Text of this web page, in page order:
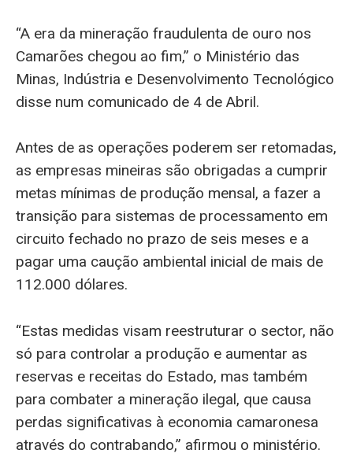
“A era da mineração fraudulenta de ouro nos
Camarões chegou ao fim,” o Ministério das
Minas, Indústria e Desenvolvimento Tecnológico
disse num comunicado de 4 de Abril.
Antes de as operações poderem ser retomadas,
as empresas mineiras são obrigadas a cumprir
metas mínimas de produção mensal, a fazer a
transição para sistemas de processamento em
circuito fechado no prazo de seis meses e a
pagar uma caução ambiental inicial de mais de
112.000 dólares.
“Estas medidas visam reestruturar o sector, não
só para controlar a produção e aumentar as
reservas e receitas do Estado, mas também
para combater a mineração ilegal, que causa
perdas significativas à economia camaronesa
através do contrabando,” afirmou o ministério.